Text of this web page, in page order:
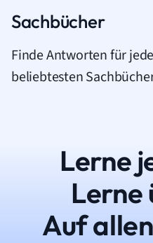
Sachbücher
Finde Antworten für
beliebtesten
Lerne
Lerne
Auf